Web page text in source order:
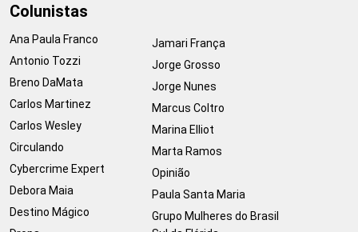
Colunistas
Ana Paula Franco
Antonio Tozzi
Breno DaMata
Carlos Martinez
Carlos Wesley
Circulando
Cybercrime Expert
Debora Maia
Destino Mágico
Jamari França
Jorge Grosso
Jorge Nunes
Marcus Coltro
Marina Elliot
Marta Ramos
Opinião
Paula Santa Maria
Grupo Mulheres do Brasil